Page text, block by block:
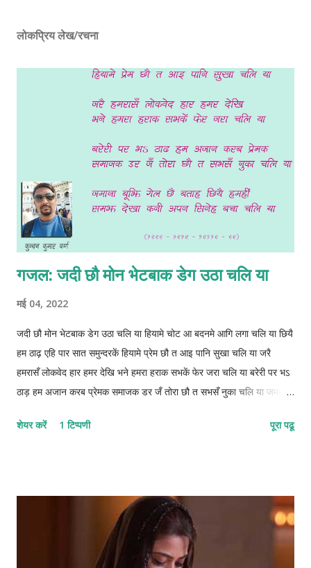
लोकप्रिय लेख/रचना
गजल: जदी छौ मोन भेटबाक डेग उठा चलि या
मई 04, 2022
जदी छौ मोन भेटबाक डेग उठा चलि या हियामे चोट आ बदनमे आगि लगा चलि या छियै
हम ठाढ़ एहि पार सात समुन्दरकें हियामे प्रेम छौ त आइ पानि सुखा चलि या जरै
हमरासँ लोकवेद हार हमर देखि भने हमरा हराक सभकें‌ फेर जरा चलि या बरेरी पर भऽ
ठाड़ हम अजान करब प्रेमक समाजक डर जँ तोरा छौ त सभसँ नुका चलि या जमाना
1212-12112-22 © कुन्दन कुमार कर्ण
शेयर करें 1 टिप्पणी पूरा पढू